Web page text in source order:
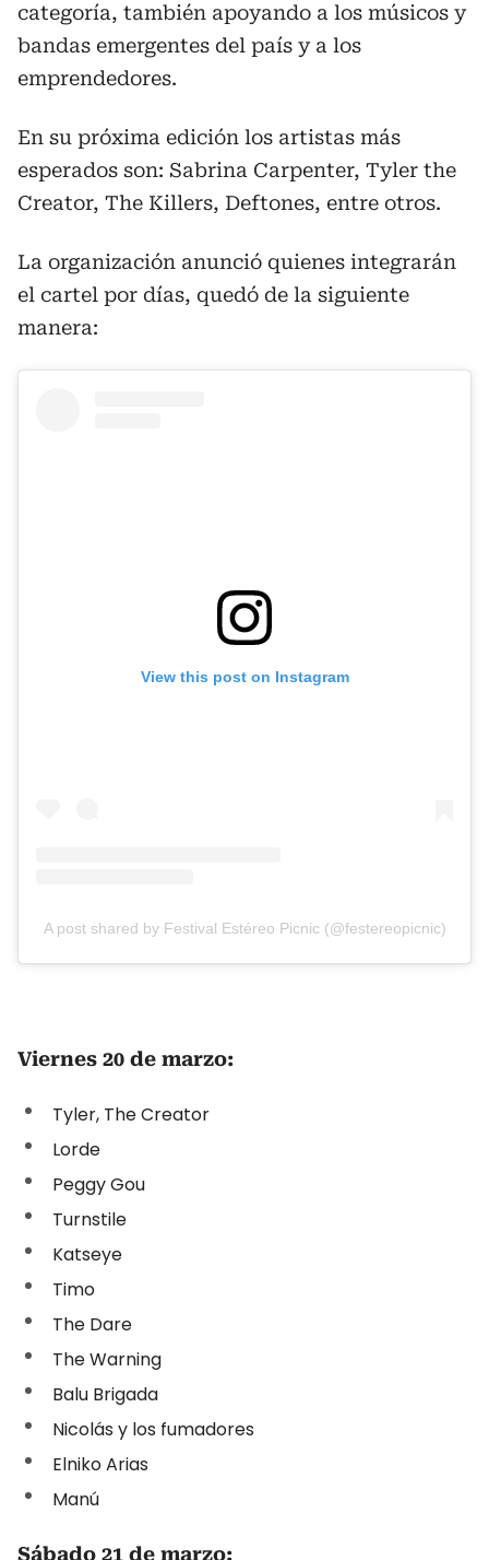
categoría, también apoyando a los músicos y
bandas emergentes del país y a los
emprendedores.
En su próxima edición los artistas más
esperados son: Sabrina Carpenter, Tyler the
Creator, The Killers, Deftones, entre otros.
La organización anunció quienes integrarán
el cartel por días, quedó de la siguiente
manera:
View this post on Instagram
A post shared by Festival Estéreo Picnic (@festereopicnic)
Viernes 20 de marzo:
Tyler, The Creator
Lorde
Peggy Gou
Turnstile
Katseye
Timo
The Dare
The Warning
Balu Brigada
Nicolás y los fumadores
Elniko Arias
Manú
Sábado 21 de marzo: